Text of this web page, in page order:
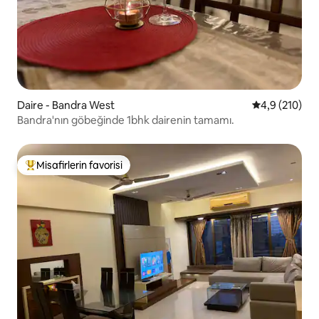
Daire - Bandra West 5 üzerinden
4,9 (210)
Bandra'nın göbeğinde 1bhk dairenin tamamı.
Misafirlerin favorilerinden en beğenilenler arasında
Misafirlerin favorisi